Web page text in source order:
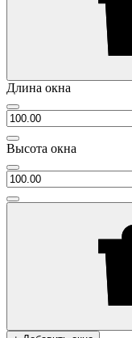
Длина окна
Высота окна